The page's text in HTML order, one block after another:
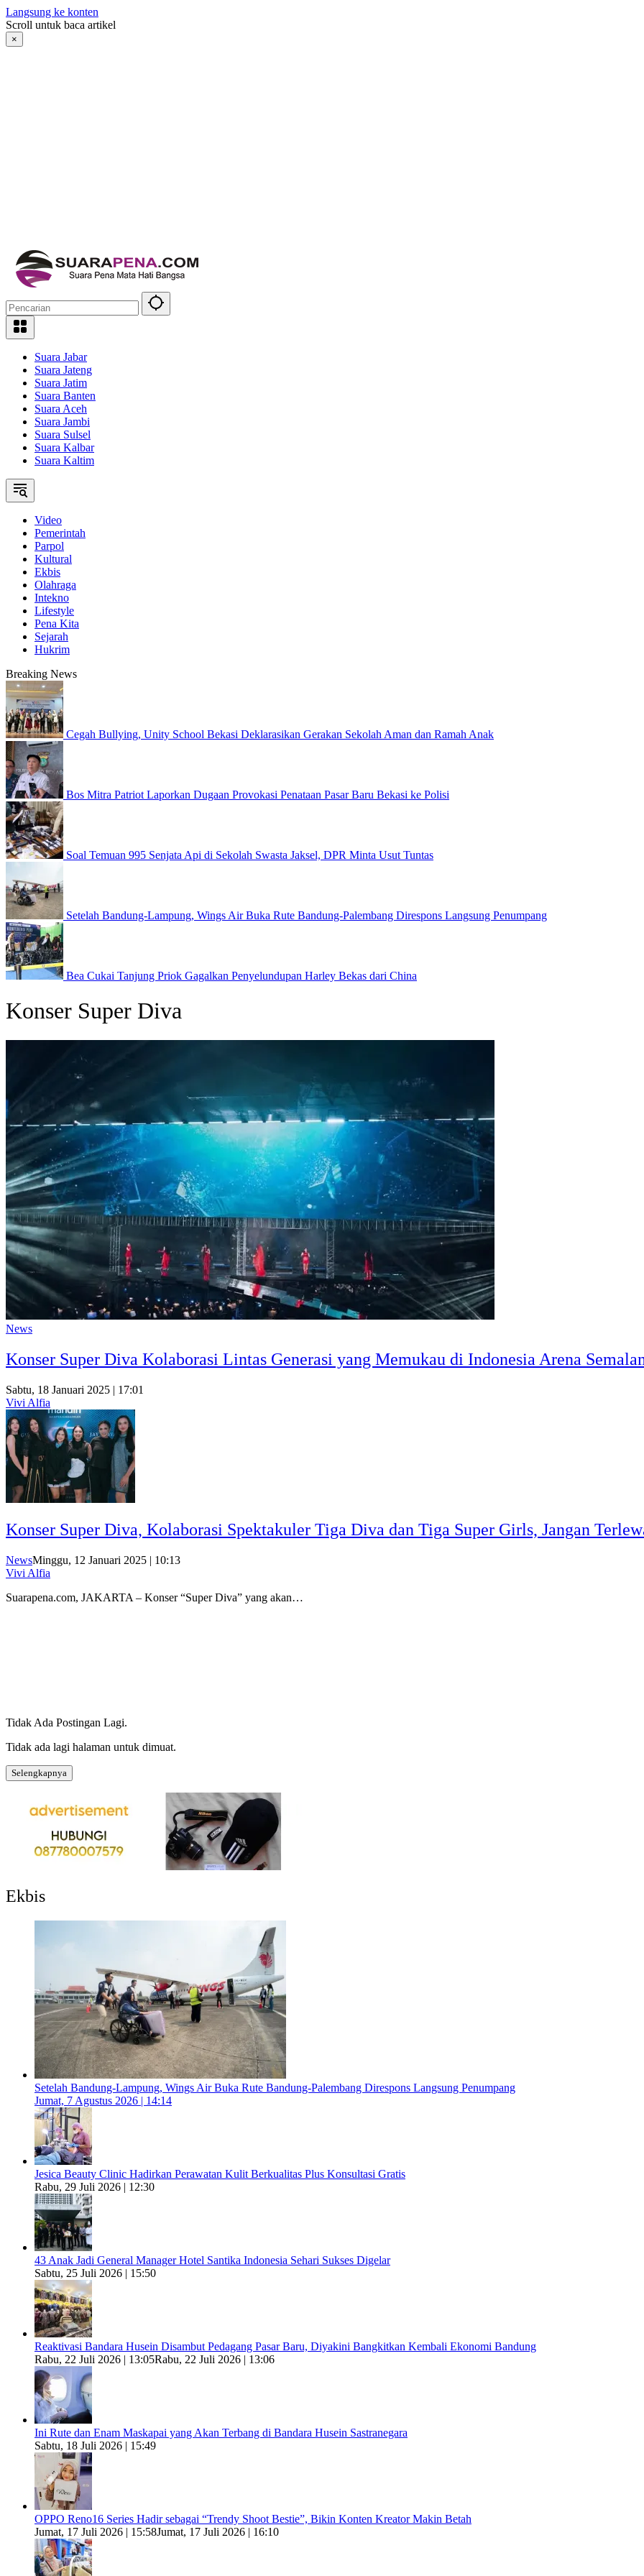
Langsung ke konten
Scroll untuk baca artikel
×
Suara Jabar
Suara Jateng
Suara Jatim
Suara Banten
Suara Aceh
Suara Jambi
Suara Sulsel
Suara Kalbar
Suara Kaltim
Video
Pemerintah
Parpol
Kultural
Ekbis
Olahraga
Intekno
Lifestyle
Pena Kita
Sejarah
Hukrim
Breaking News
Cegah Bullying, Unity School Bekasi Deklarasikan Gerakan Sekolah Aman dan Ramah Anak
Bos Mitra Patriot Laporkan Dugaan Provokasi Penataan Pasar Baru Bekasi ke Polisi
Soal Temuan 995 Senjata Api di Sekolah Swasta Jaksel, DPR Minta Usut Tuntas
Setelah Bandung-Lampung, Wings Air Buka Rute Bandung-Palembang Direspons Langsung Penumpang
Bea Cukai Tanjung Priok Gagalkan Penyelundupan Harley Bekas dari China
Konser Super Diva
News
Konser Super Diva Kolaborasi Lintas Generasi yang Memukau di Indonesia Arena
Sabtu, 18 Januari 2025 | 17:01
Vivi Alfia
Konser Super Diva, Kolaborasi Spektakuler Tiga Diva dan Tiga Super Girls, Jangan
NewsMinggu, 12 Januari 2025 | 10:13
Vivi Alfia
Suarapena.com, JAKARTA – Konser “Super Diva” yang akan…
Tidak Ada Postingan Lagi.
Tidak ada lagi halaman untuk dimuat.
Selengkapnya
Ekbis
Setelah Bandung-Lampung, Wings Air Buka Rute Bandung-Palembang Direspons Langsung Penumpang
Jumat, 7 Agustus 2026 | 14:14
Jesica Beauty Clinic Hadirkan Perawatan Kulit Berkualitas Plus Konsultasi Gratis
Rabu, 29 Juli 2026 | 12:30
43 Anak Jadi General Manager Hotel Santika Indonesia Sehari Sukses Digelar
Sabtu, 25 Juli 2026 | 15:50
Reaktivasi Bandara Husein Disambut Pedagang Pasar Baru, Diyakini Bangkitkan Kembali Ekonomi Bandung
Rabu, 22 Juli 2026 | 13:05Rabu, 22 Juli 2026 | 13:06
Ini Rute dan Enam Maskapai yang Akan Terbang di Bandara Husein Sastranegara
Sabtu, 18 Juli 2026 | 15:49
OPPO Reno16 Series Hadir sebagai “Trendy Shoot Bestie”, Bikin Konten Kreator Makin Betah
Jumat, 17 Juli 2026 | 15:58Jumat, 17 Juli 2026 | 16:10